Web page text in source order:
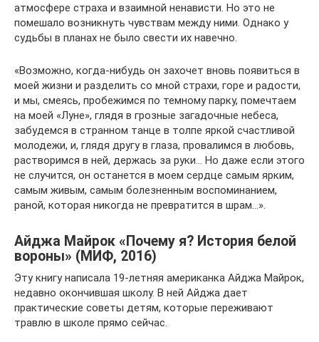
атмосфере страха и взаимной ненависти. Но это не
помешало возникнуть чувствам между ними. Однако у
судьбы в планах не было свести их навечно.
«Возможно, когда-нибудь он захочет вновь появиться в
моей жизни и разделить со мной страхи, горе и радости,
и мы, смеясь, пробежимся по темному парку, помечтаем
на моей «Луне», глядя в грозные загадочные небеса,
забудемся в странном танце в толпе яркой счастливой
молодежи, и, глядя другу в глаза, провалимся в любовь,
растворимся в ней, держась за руки… Но даже если этого
не случится, он останется в моем сердце самым ярким,
самым живым, самым болезненным воспоминанием,
раной, которая никогда не превратится в шрам…».
Айджа Майрок «Почему я? История белой
вороны» (МИФ, 2016)
Эту книгу написала 19-летняя американка Айджа Майрок,
недавно окончившая школу. В ней Айджа дает
практические советы детям, которые переживают
травлю в школе прямо сейчас.